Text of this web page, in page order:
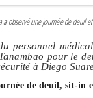
a observé une journée de deuil
personnel
pour le
à Diego
de deuil, sit-in